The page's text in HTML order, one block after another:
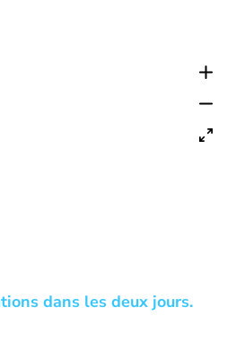
dans les deux jours.